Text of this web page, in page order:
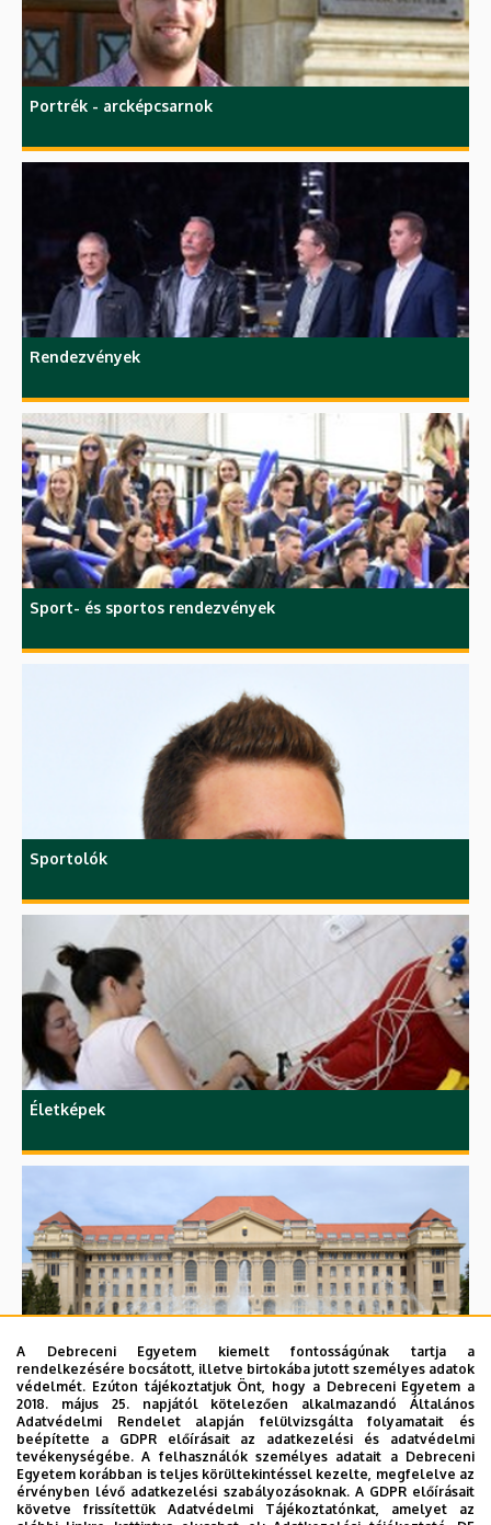
Portrék - arcképcsarnok
Rendezvények
Sport- és sportos rendezvények
Sportolók
Életképek
Épületek
A Debreceni Egyetem kiemelt fontosságúnak tartja a
rendelkezésére bocsátott, illetve birtokába jutott személyes adatok
védelmét. Ezúton tájékoztatjuk Önt, hogy a Debreceni Egyetem a
2018. május 25. napjától kötelezően alkalmazandó Általános
Adatvédelmi Rendelet alapján felülvizsgálta folyamatait és
beépítette a GDPR előírásait az adatkezelési és adatvédelmi
tevékenységébe. A felhasználók személyes adatait a Debreceni
Egyetem korábban is teljes körültekintéssel kezelte, megfelelve az
érvényben lévő adatkezelési szabályozásoknak. A GDPR előírásait
követve frissítettük Adatvédelmi Tájékoztatónkat, amelyet az